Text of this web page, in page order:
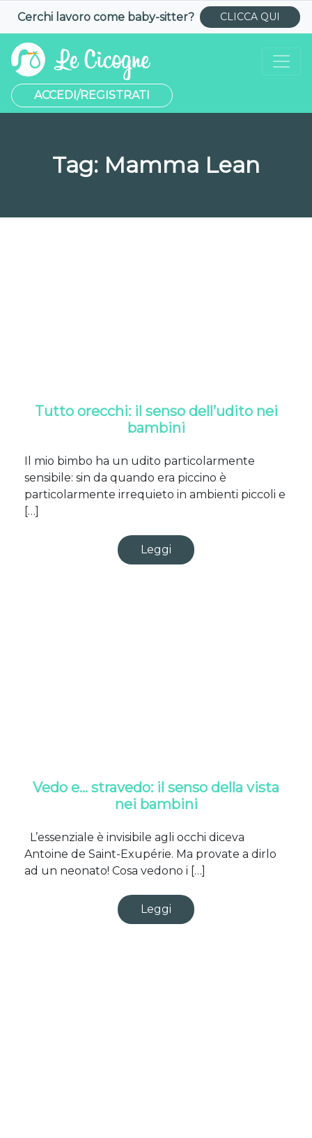
Cerchi lavoro come baby-sitter? CLICCA QUI
ACCEDI/REGISTRATI
Tag: Mamma Lean
Tutto orecchi: il senso dell’udito nei
bambini
Il mio bimbo ha un udito particolarmente
sensibile: sin da quando era piccino è
particolarmente irrequieto in ambienti piccoli e
[…]
Leggi
Vedo e… stravedo: il senso della vista
nei bambini
L’essenziale è invisibile agli occhi diceva
Antoine de Saint-Exupérie. Ma provate a dirlo
ad un neonato! Cosa vedono i […]
Leggi